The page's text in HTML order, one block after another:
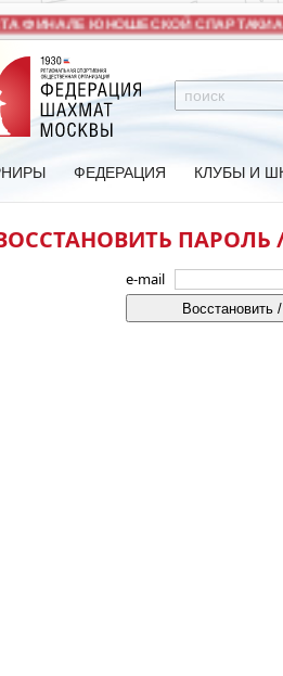
ФИНАЛЕ ЮНОШЕСКОЙ
ФЕДЕРАЦИЯ КЛУБЫ И
ПАРОЛЬ /
e-mail